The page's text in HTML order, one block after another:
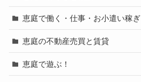
恵庭で働く・仕事・お小遣い稼ぎ
恵庭の不動産売買と賃貸
恵庭で遊ぶ！